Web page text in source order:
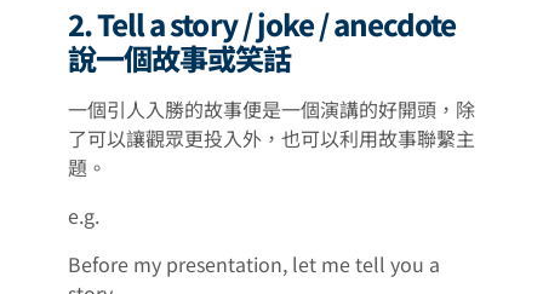
2. Tell a story / joke / anecdote
說一個故事或笑話
一個引人入勝的故事便是一個演講的好開頭，除
了可以讓觀眾更投入外，也可以利用故事聯繫主
題。
e.g.
Before my presentation, let me tell you a